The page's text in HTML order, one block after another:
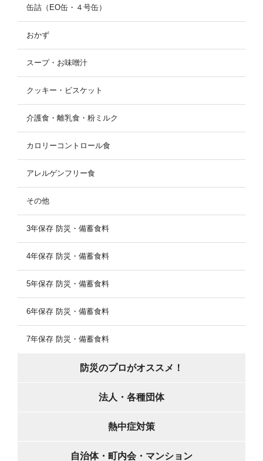
缶詰（EO缶・４号缶）
おかず
スープ・お味噌汁
クッキー・ビスケット
介護食・離乳食・粉ミルク
カロリーコントロール食
アレルゲンフリー食
その他
3年保存 防災・備蓄食料
4年保存 防災・備蓄食料
5年保存 防災・備蓄食料
6年保存 防災・備蓄食料
7年保存 防災・備蓄食料
防災のプロがオススメ！
法人・各種団体
熱中症対策
自治体・町内会・マンション